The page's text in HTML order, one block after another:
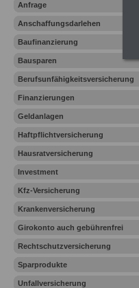
Anfrage
Anschaffungsdarlehen
Baufinanzierung
Bausparen
Berufsunfähigkeitsversicherung
Finanzierungen
Geldanlagen
Haftpflichtversicherung
Hausratversicherung
Investment
Kfz-Versicherung
Krankenversicherung
Girokonto auch gebührenfrei
Rechtschutzversicherung
Sparprodukte
Unfallversicherung